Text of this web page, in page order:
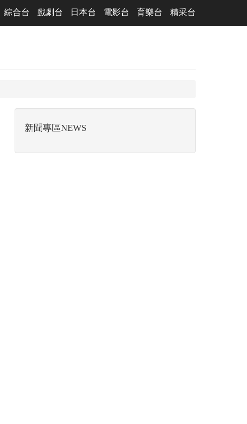
綜合台 戲劇台 日本台 電影台 育樂台 精采台
新聞專區NEWS